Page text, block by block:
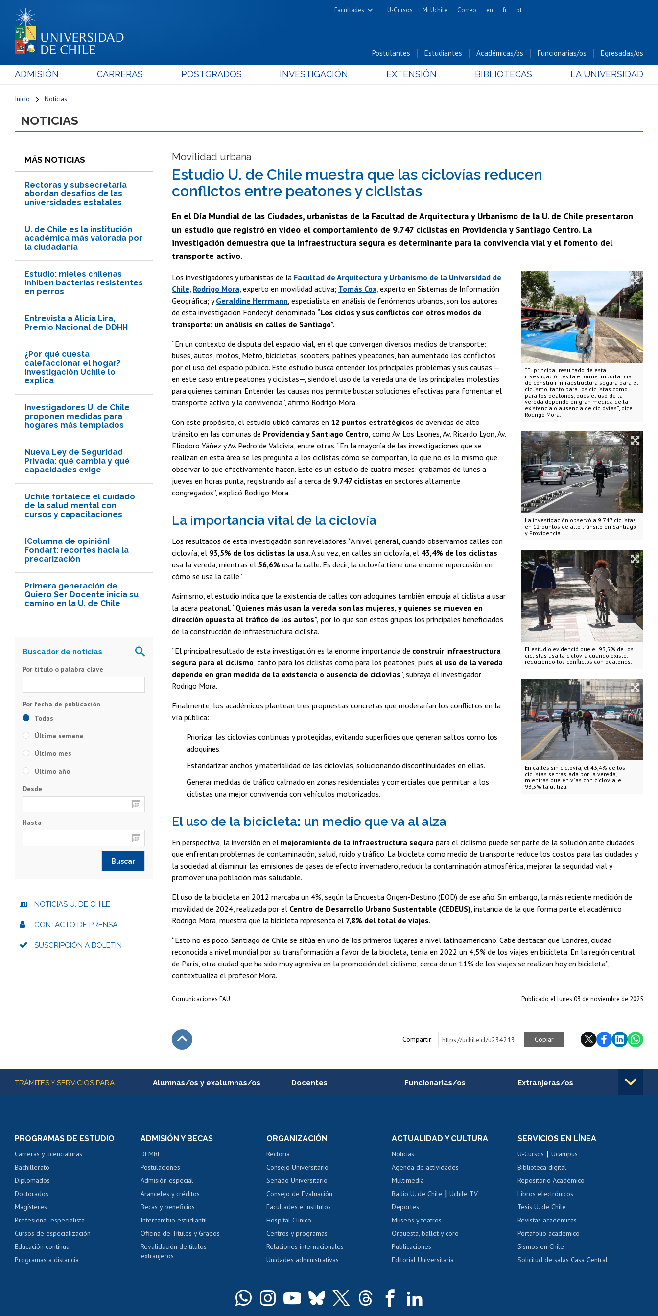
Facultades
Cs. Físicas y Matemáticas
Cs. Forestales y Conservación
Cs. Químicas y Farmacéuticas
Cs. Sociales
Nutrición y Tecnología de
Alimentos
Bachillerato
U-Cursos Mi Uchile Correo en fr pt
Postulantes Estudiantes Académicas/os Funcionarias/os Egresadas/os
ADMISIÓN CARRERAS POSTGRADOS INVESTIGACIÓN EXTENSIÓN BIBLIOTECAS LA UNIVERSIDAD
Inicio Noticias
NOTICIAS
MÁS NOTICIAS
Rectoras y subsecretaria
abordan desafíos de las
universidades estatales
U. de Chile es la institución
académica más valorada por
la ciudadanía
Estudio: mieles chilenas
inhiben bacterias resistentes
en perros
Entrevista a Alicia Lira,
Premio Nacional de DDHH
¿Por qué cuesta
calefaccionar el hogar?
Investigación Uchile lo
explica
Investigadores U. de Chile
proponen medidas para
hogares más templados
Nueva Ley de Seguridad
Privada: qué cambia y qué
capacidades exige
Uchile fortalece el cuidado
de la salud mental con
cursos y capacitaciones
[Columna de opinión]
Fondart: recortes hacia la
precarización
Primera generación de
Quiero Ser Docente inicia su
camino en la U. de Chile
Movilidad urbana
Estudio U. de Chile muestra que las ciclovías reducen
conflictos entre peatones y ciclistas
En el Día Mundial de las Ciudades, urbanistas de la Facultad de Arquitectura y Urbanismo de la U. de Chile presentaron
un estudio que registró en video el comportamiento de 9.747 ciclistas en Providencia y Santiago Centro. La
investigación demuestra que la infraestructura segura es determinante para la convivencia vial y el fomento del
transporte activo.
“El principal resultado de esta
investigación es la enorme importancia
de construir infraestructura segura para el
ciclismo, tanto para los ciclistas como
para los peatones, pues el uso de la
vereda depende en gran medida de la
existencia o ausencia de ciclovías”, dice
Rodrigo Mora.
La investigación observó a 9.747 ciclistas
en 12 puntos de alto tránsito en Santiago
y Providencia.
El estudio evidenció que el 93,5% de los
ciclistas usa la ciclovía cuando existe,
reduciendo los conflictos con peatones.
En calles sin ciclovía, el 43,4% de los
ciclistas se traslada por la vereda,
mientras que en vías con ciclovía, el
93,5% la utiliza.
Los investigadores y urbanistas de la Facultad de Arquitectura y Urbanismo de la Universidad de
Chile Rodrigo Mora , experto en movilidad activa; Tomás Cox experto en Sistemas de Información
Geográfica; yGeraldine Herrmann , especialista en análisis de fenómenos urbanos, son los autores
de esta investigación Fondecyt denominada “Los ciclos y sus conflictos con otros modos de
transporte: un análisis en calles de Santiago”.
“En un contexto de disputa del espacio vial, en el que convergen diversos medios de transporte:
buses, autos, motos, Metro, bicicletas, scooters, patines y peatones, han aumentado los conflictos
por el uso del espacio público. Este estudio busca entender los principales problemas y sus causas —
en este caso entre peatones y ciclistas—, siendo el uso de la vereda una de las principales molestias
para quienes caminan. Entender las causas nos permite buscar soluciones efectivas para fomentar el
transporte activo y la convivencia”, afirmó Rodrigo Mora.
Con este propósito, el estudio ubicó cámaras en 12 puntos estratégicos de avenidas de alto
tránsito en las comunas de Providencia y Santiago Centro , como Av. Los Leones, Av. Ricardo Lyon, Av.
Eliodoro Yáñez y Av. Pedro de Valdivia, entre otras. “En la mayoría de las investigaciones que se
realizan en esta área se les pregunta a los ciclistas cómo se comportan, lo que no es lo mismo que
observar lo que efectivamente hacen. Este es un estudio de cuatro meses: grabamos de lunes a
jueves en horas punta, registrando así a cerca de 9.747 ciclistas en sectores altamente
congregados”, explicó Rodrigo Mora.
La importancia vital de la ciclovía
Los resultados de esta investigación son reveladores. “A nivel general, cuando observamos calles con
ciclovía, el 93,5% de los ciclistas la usa. A su vez, en calles sin ciclovía, el 43,4% de los ciclistas
usa la vereda, mientras el 56,6% usa la calle. Es decir, la ciclovía tiene una enorme repercusión en
cómo se usa la calle”.
Asimismo, el estudio indica que la existencia de calles con adoquines también empuja al ciclista a usar
la acera peatonal. “Quienes más usan la vereda son las mujeres, y quienes se mueven en
dirección opuesta al tráfico de los autos”, por lo que son estos grupos los principales beneficiados
de la construcción de infraestructura ciclista.
“El principal resultado de esta investigación es la enorme importancia de construir infraestructura
segura para el ciclismo , tanto para los ciclistas como para los peatones, pues el uso de la vereda
depende en gran medida de la existencia o ausencia de ciclovías”, subraya el investigador
Rodrigo Mora.
Finalmente, los académicos plantean tres propuestas concretas que moderarían los conflictos en la
vía pública:
Priorizar las ciclovías continuas y protegidas, evitando superficies que generan saltos como los
adoquines.
Estandarizar anchos y materialidad de las ciclovías, solucionando discontinuidades en ellas.
Generar medidas de tráfico calmado en zonas residenciales y comerciales que permitan a los
ciclistas una mejor convivencia con vehículos motorizados.
El uso de la bicicleta: un medio que va al alza
En perspectiva, la inversión en el mejoramiento de la infraestructura segura para el ciclismo puede ser parte de la solución ante ciudades
que enfrentan problemas de contaminación, salud, ruido y tráfico. La bicicleta como medio de transporte reduce los costos para las ciudades y
la sociedad al disminuir las emisiones de gases de efecto invernadero, reducir la contaminación atmosférica, mejorar la seguridad vial y
promover una población más saludable.
El uso de la bicicleta en 2012 marcaba un 4%, según la Encuesta Origen-Destino (EOD) de ese año. Sin embargo, la más reciente medición de
movilidad de 2024, realizada por el Centro de Desarrollo Urbano Sustentable (CEDEUS) , instancia de la que forma parte el académico
Rodrigo Mora, muestra que la bicicleta representa el 7,8% del total de viajes.
“Esto no es poco. Santiago de Chile se sitúa en uno de los primeros lugares a nivel latinoamericano. Cabe destacar que Londres, ciudad
reconocida a nivel mundial por su transformación a favor de la bicicleta, tenía en 2022 un 4,5% de los viajes en bicicleta. En la región central
de París, otra ciudad que ha sido muy agresiva en la promoción del ciclismo, cerca de un 11% de los viajes se realizan hoy en bicicleta”,
contextualiza el profesor Mora.
Comunicaciones FAU Publicado el lunes 03 de noviembre de 2025
Compartir: https://uchile.cl/u234213 Copiar
Por título o palabra clave
Todas
Última semana
Último mes
Último año
Desde
Hasta
NOTICIAS U. DE CHILE
CONTACTO DE PRENSA
SUSCRIPCIÓN A BOLETÍN
Más información
TRÁMITES Y SERVICIOS PARA Alumnas/os y exalumnas/os
Consulta y certificado de notas
Servicio médico y dental
Pago de arancel y crédito alumnos
Pago de arancel y crédito exalumnos
Certificado de títulos y grados
Docentes
Perfeccionamiento
Evaluación docente
Calificación académica
Postulación al AUCAI
Funcionarias/os
Portal de movilidad interna
Certificado de renta
Certificado de renta
Gestión de correo uchile
Extranjeras/os
Movilidad Estudiantil
Cursos de español
Acoso laboral, sexual y violencia
PROGRAMAS DE ESTUDIO
Carreras y licenciaturas
Bachillerato
Diplomados
Doctorados
Magísteres
Profesional especialista
Cursos de especialización
Educación continua
Programas a distancia
ADMISIÓN Y BECAS
DEMRE
Postulaciones
Admisión especial
Aranceles y créditos
Becas y beneficios
Intercambio estudiantil
Oficina de Títulos y Grados
Revalidación de títulos
extranjeros
ORGANIZACIÓN
Rectoría
Consejo Universitario
Senado Universitario
Consejo de Evaluación
Facultades e institutos
Hospital Clínico
Centros y programas
Relaciones internacionales
Unidades administrativas
ACTUALIDAD Y CULTURA
Noticias
Agenda de actividades
Multimedia
Radio U. de Chile |Uchile TV
Deportes
Museos y teatros
Orquesta, ballet y coro
Publicaciones
Editorial Universitaria
SERVICIOS EN LÍNEA
U-Cursos |Ucampus
Biblioteca digital
Repositorio Académico
Libros electrónicos
Tesis U. de Chile
Revistas académicas
Portafolio académico
Sismos en Chile
Solicitud de salas Casa Central